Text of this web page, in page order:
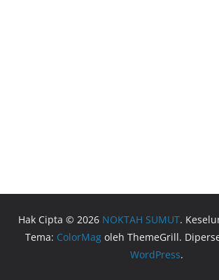
Hak Cipta © 2026 NOKTAH SUMUT.
Tema: ColorMag oleh ThemeGrill.
WordPress.